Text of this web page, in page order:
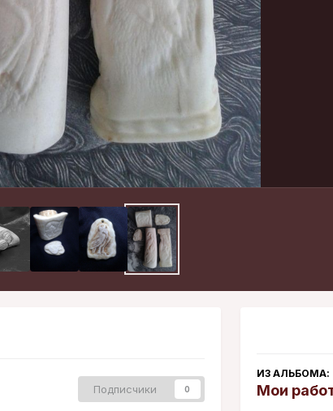
Подписчики 0
ИЗ АЛЬБОМА:
Мои